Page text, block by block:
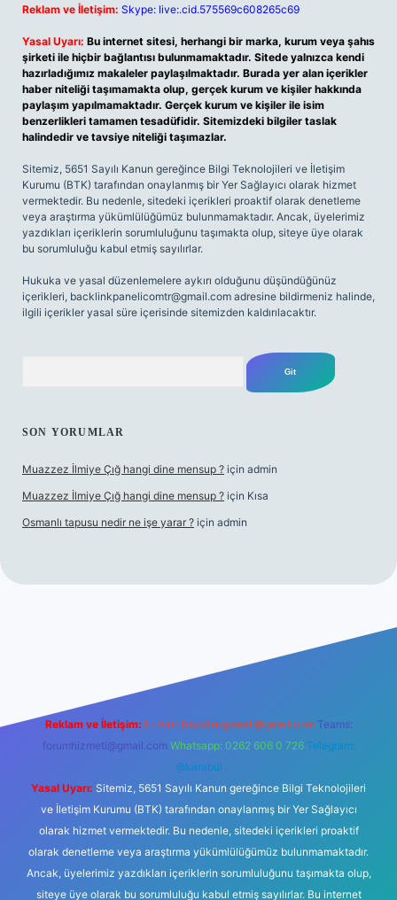
Reklam ve İletişim: Skype: live:.cid.575569c608265c69
Yasal Uyarı: Bu internet sitesi, herhangi bir marka, kurum veya şahıs
şirketi ile hiçbir bağlantısı bulunmamaktadır. Sitede yalnızca kendi
hazırladığımız makaleler paylaşılmaktadır. Burada yer alan içerikler
haber niteliği taşımamakta olup, gerçek kurum ve kişiler hakkında
paylaşım yapılmamaktadır. Gerçek kurum ve kişiler ile isim
benzerlikleri tamamen tesadüfidir. Sitemizdeki bilgiler taslak
halindedir ve tavsiye niteliği taşımazlar.
Sitemiz, 5651 Sayılı Kanun gereğince Bilgi Teknolojileri ve İletişim
Kurumu (BTK) tarafından onaylanmış bir Yer Sağlayıcı olarak hizmet
vermektedir. Bu nedenle, sitedeki içerikleri proaktif olarak denetleme
veya araştırma yükümlülüğümüz bulunmamaktadır. Ancak, üyelerimiz
yazdıkları içeriklerin sorumluluğunu taşımakta olup, siteye üye olarak
bu sorumluluğu kabul etmiş sayılırlar.
Hukuka ve yasal düzenlemelere aykırı olduğunu düşündüğünüz
içerikleri, backlinkpanelicomtr@gmail.com adresine bildirmeniz halinde,
ilgili içerikler yasal süre içerisinde sitemizden kaldırılacaktır.
SON YORUMLAR
Muazzez İlmiye Çığ hangi dine mensup ? için admin
Muazzez İlmiye Çığ hangi dine mensup ? için Kısa
Osmanlı tapusu nedir ne işe yarar ? için admin
m elexbet
Reklam ve İletişim: E-mail: backlinkpaneli@gmail.com Teams:
forumhizmeti@gmail.com Whatsapp: 0262 606 0 726 Telegram:
@karabul
Yasal Uyarı: Sitemiz, 5651 Sayılı Kanun gereğince Bilgi Teknolojileri
ve İletişim Kurumu (BTK) tarafından onaylanmış bir Yer Sağlayıcı
olarak hizmet vermektedir. Bu nedenle, sitedeki içerikleri proaktif
olarak denetleme veya araştırma yükümlülüğümüz bulunmamaktadır.
Ancak, üyelerimiz yazdıkları içeriklerin sorumluluğunu taşımakta olup,
siteye üye olarak bu sorumluluğu kabul etmiş sayılırlar. Bu internet